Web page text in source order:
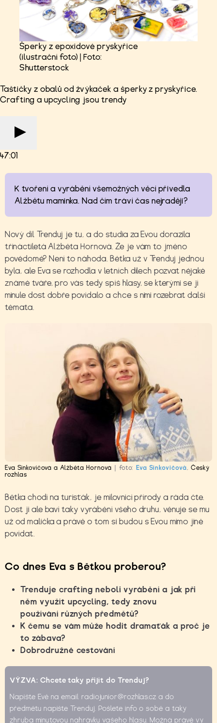
Šperky z epoxidové pryskyřice
(ilustrační foto) | Foto:
Shutterstock
Taštičky z obalů od žvýkaček a šperky z pryskyřice.
Crafting a upcycling jsou trendy
47:01
K tvoření a vyrábění všemožných věcí přivedla
Alžbětu maminka. Nad čím tráví čas nejraději?
Nový díl Trenduj je tu, a do studia za Evou dorazila
třináctiletá Alžběta Hornová. Že je vám to jméno
povědomé? Není to náhoda. Bětka už v Trenduj jednou
byla, ale Eva se rozhodla v letních dílech pozvat nějaké
známé tváře, pro vás tedy spíš hlasy, se kterými se jí
minule dost dobře povídalo a chce s nimi rozebrat další
témata.
Eva Sinkovičová a Alžběta Hornová foto: Eva Sinkovičová, Český
rozhlas
Bětka chodí na turisťák, je milovnicí přírody a ráda čte.
Dost ji ale baví taky vyrábění všeho druhu, věnuje se mu
už od malička a právě o tom si budou s Evou mimo jiné
povídat.
Co dnes Eva s Bětkou proberou?
Trenduje crafting neboli vyrábění a jak při
něm využít upcycling, tedy znovu
používání různých předmětů?
K čemu se vám může hodit dramaťák a proč je
to zábava?
Dobrodružné cestování
VÝZVA: Chcete taky přijít do Trenduj?
Napište Evě na email radiojunior@rozhlas.cz a do
předmětu napište Trenduj. Pošlete info o sobě a taky
zhruba minutovou nahrávku vašeho hlasu. Možná právě vy